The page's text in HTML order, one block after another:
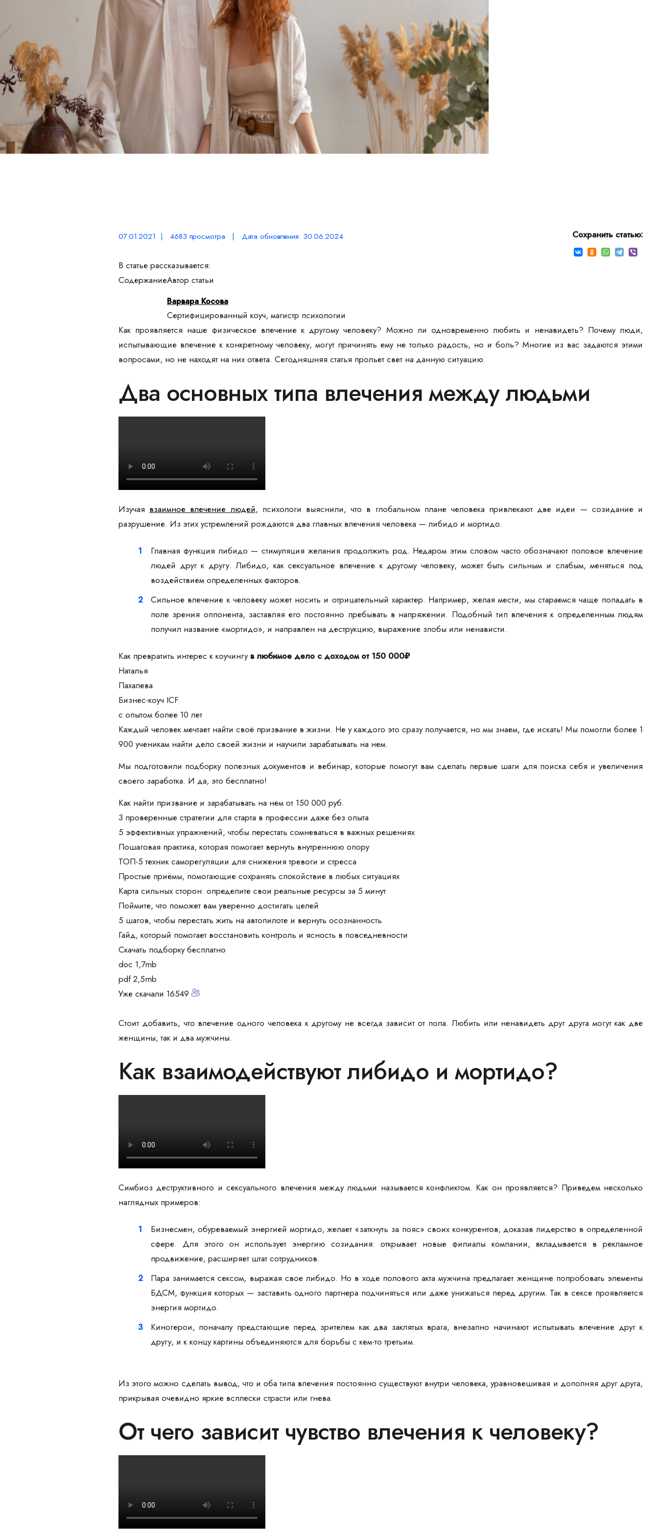
07.01.2021 | 4683 просмотра | Дата обновления: 30.06.2024 Сохранить статью:
В статье рассказывается:
СодержаниеАвтор статьи
Варвара Косова
Сертифицированный коуч, магистр психологии
Как проявляется наше физическое влечение к другому человеку? Можно ли одновременно любить и ненавидеть? Почему люди,
испытывающие влечение к конкретному человеку, могут причинять ему не только радость, но и боль? Многие из вас задаются этими
вопросами, но не находят на них ответа. Сегодняшняя статья прольет свет на данную ситуацию.
Два основных типа влечения между людьми
Изучая взаимное влечение людей, психологи выяснили, что в глобальном плане человека привлекают две идеи — созидание и
разрушение. Из этих устремлений рождаются два главных влечения человека — либидо и мортидо.
Главная функция либидо — стимуляция желания продолжить род. Недаром этим словом часто обозначают половое влечение
людей друг к другу. Либидо, как сексуальное влечение к другому человеку, может быть сильным и слабым, меняться под
воздействием определенных факторов.
Сильное влечение к человеку может носить и отрицательный характер. Например, желая мести, мы стараемся чаще попадать в
поле зрения оппонента, заставляя его постоянно пребывать в напряжении. Подобный тип влечения к определенным людям
получил название «мортидо», и направлен на деструкцию, выражение злобы или ненависти.
Как превратить интерес к коучингу в любимое дело с доходом от 150 000₽
Наталья
Пахалева
Бизнес-коуч ICF
с опытом более 10 лет
Каждый человек мечтает найти своё призвание в жизни. Не у каждого это сразу получается, но мы знаем, где искать! Мы помогли более 1
900 ученикам найти дело своей жизни и научили зарабатывать на нем.
Мы подготовили подборку полезных документов и вебинар, которые помогут вам сделать первые шаги для поиска себя и увеличения
своего заработка. И да, это бесплатно!
Как найти призвание и зарабатывать на нем от 150 000 руб.
3 проверенные стратегии для старта в профессии даже без опыта
5 эффективных упражнений, чтобы перестать сомневаться в важных решениях
Пошаговая практика, которая помогает вернуть внутреннюю опору
ТОП-5 техник саморегуляции для снижения тревоги и стресса
Простые приёмы, помогающие сохранять спокойствие в любых ситуациях
Карта сильных сторон: определите свои реальные ресурсы за 5 минут
Поймите, что поможет вам уверенно достигать целей
5 шагов, чтобы перестать жить на автопилоте и вернуть осознанность
Гайд, который помогает восстановить контроль и ясность в повседневности
Скачать подборку бесплатно
doc 1,7mb
pdf 2,5mb
Уже скачали 16549
Стоит добавить, что влечение одного человека к другому не всегда зависит от пола. Любить или ненавидеть друг друга могут как две
женщины, так и два мужчины.
Как взаимодействуют либидо и мортидо?
Симбиоз деструктивного и сексуального влечения между людьми называется конфликтом. Как он проявляется? Приведем несколько
наглядных примеров:
Бизнесмен, обуреваемый энергией мортидо, желает «заткнуть за пояс» своих конкурентов, доказав лидерство в определенной
сфере. Для этого он использует энергию созидания: открывает новые филиалы компании, вкладывается в рекламное
продвижение, расширяет штат сотрудников.
Пара занимается сексом, выражая свое либидо. Но в ходе полового акта мужчина предлагает женщине попробовать элементы
БДСМ, функция которых — заставить одного партнера подчиняться или даже унижаться перед другим. Так в сексе проявляется
энергия мортидо.
Киногерои, поначалу предстающие перед зрителем как два заклятых врага, внезапно начинают испытывать влечение друг к
другу, и к концу картины объединяются для борьбы с кем-то третьим.
Из этого можно сделать вывод, что и оба типа влечения постоянно существуют внутри человека, уравновешивая и дополняя друг друга,
прикрывая очевидно яркие всплески страсти или гнева.
От чего зависит чувство влечения к человеку?